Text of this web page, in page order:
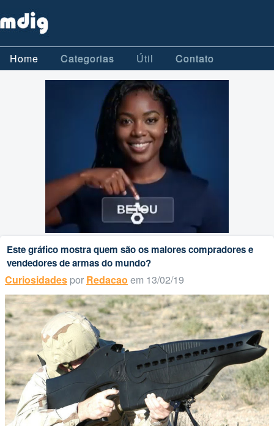
Home Categorias Útil Contato
Este gráfico mostra quem são os maiores compradores e
vendedores de armas do mundo?
Curiosidades por Redacao em 13/02/19